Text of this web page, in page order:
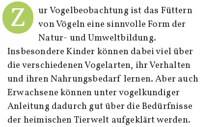
Z
ur Vogelbeobachtung ist das Füttern
von Vögeln eine sinnvolle Form der
Natur- und Umweltbildung.
Insbesondere Kinder können dabei viel über
die verschiedenen Vogelarten, ihr Verhalten
und ihren Nahrungsbedarf lernen. Aber auch
Erwachsene können unter vogelkundiger
Anleitung dadurch gut über die Bedürfnisse
der heimischen Tierwelt aufgeklärt werden.